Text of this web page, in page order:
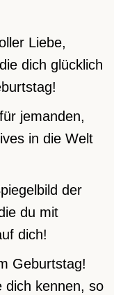
Liebe,
dich glücklich
jemanden,
in die Welt
der
du mit
dich!
Geburtstag!
dich kennen, so